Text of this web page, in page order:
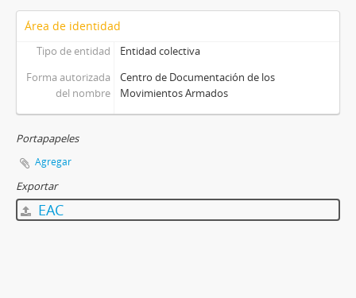
Área de identidad
Tipo de entidad
Entidad colectiva
Forma autorizada
del nombre
Centro de Documentación de los
Movimientos Armados
Portapapeles
Agregar
Exportar
EAC